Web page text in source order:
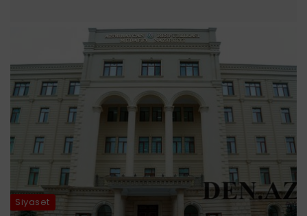
Siyasət